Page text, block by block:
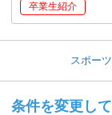
卒業生紹介
スポー
条件を変更し